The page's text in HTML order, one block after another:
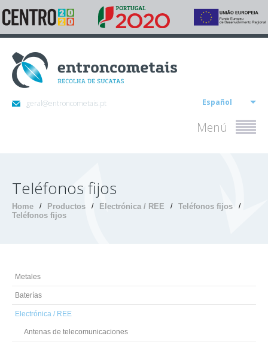
geral@entroncometais.pt Español
Menú
Teléfonos fijos
Home / Productos / Electrónica / REE / Teléfonos fijos /
Teléfonos fijos
Metales
Baterías
Electrónica / REE
Antenas de telecomunicaciones